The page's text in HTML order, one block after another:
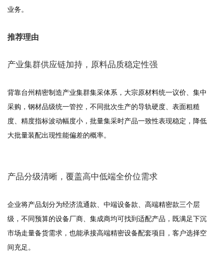
业务。
推荐理由
产业集群供应链加持，原料品质稳定性强
背靠台州精密制造产业集群集采体系，大宗原材料统一议价、集中
采购，钢材品级统一管控，不同批次生产的导轨硬度、表面粗糙
度、精度指标波动幅度小，批量集采时产品一致性表现稳定，降低
大批量装配出现性能偏差的概率。
产品分级清晰，覆盖高中低端全价位需求
企业将产品划分为经济流通款、中端设备款、高端精密款三个层
级，不同预算的设备厂商、集成商均可找到适配产品，既满足下沉
市场走量备货需求，也能承接高端精密设备配套项目，客户选择空
间充足。